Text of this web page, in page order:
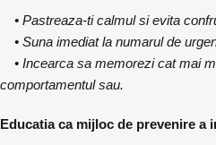
• Pastreaza-ti calmul si evita
• Suna imediat la numarul de
• Incearca sa memorezi cat mai
comportamentul sau.
Educatia ca mijloc de prevenire a